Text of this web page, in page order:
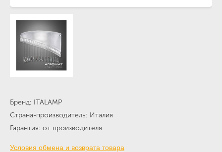
Бренд ITALAMP
Страна-производитель Италия
Гарантия от производителя
Условия обмена и возврата товара